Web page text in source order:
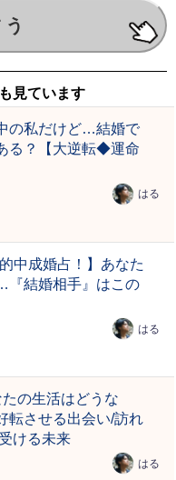
見ています
の私だけど…結婚で
る？【大逆転◆運命
はる
中成婚占！】あなた
『結婚相手』はこの
はる
の生活はどうな
転させる出会い/訪れ
ける未来
はる